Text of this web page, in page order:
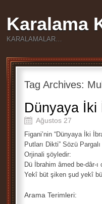
Karalama
KARALAMALAR…
Tag Archives:
Dünyaya İki
Ağustos 27
Figani’nin “Dünyaya İki
Putları Dikti” Sözü
Orjinali şöyledir:
Dü İbrahim âmed be-dâr-ı
Yekî büt şiken şud yekî
Arama Terimleri: